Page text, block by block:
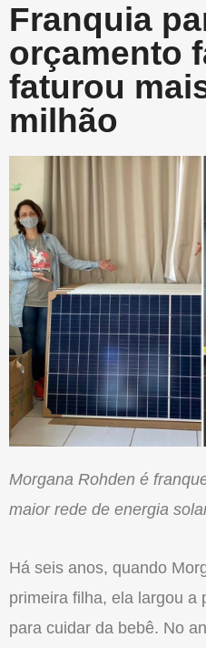
Franquia
orçamento
faturou
milhão
Morgana Rohden é
maior rede de energia
Há seis anos, quando
primeira filha, ela largou a
para cuidar da bebê. No